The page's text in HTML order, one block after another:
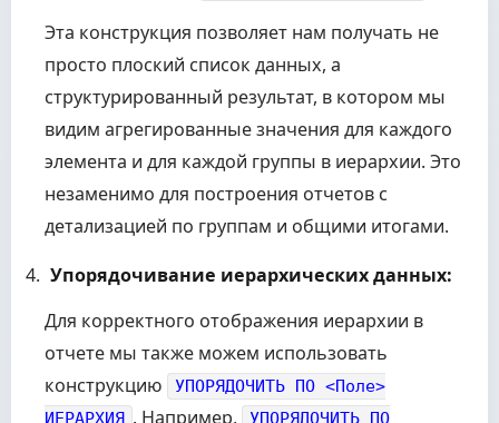
Эта конструкция позволяет нам получать не
просто плоский список данных, а
структурированный результат, в котором мы
видим агрегированные значения для каждого
элемента и для каждой группы в иерархии. Это
незаменимо для построения отчетов с
детализацией по группам и общими итогами.
Упорядочивание иерархических данных:
Для корректного отображения иерархии в
отчете мы также можем использовать
конструкцию
УПОРЯДОЧИТЬ ПО <Поле>
ИЕРАРХИЯ . Например,
УПОРЯДОЧИТЬ ПО